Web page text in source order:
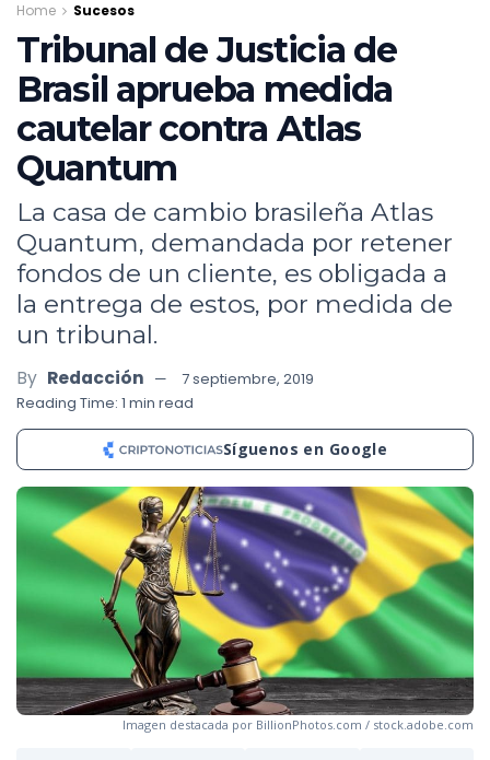
Home Sucesos
Tribunal de Justicia de
Brasil aprueba medida
cautelar contra Atlas
Quantum
La casa de cambio brasileña Atlas
Quantum, demandada por retener
fondos de un cliente, es obligada a
la entrega de estos, por medida de
un tribunal.
By Redacción
7 septiembre, 2019
Reading Time: 1 min read
Síguenos en Google
Imagen destacada por BillionPhotos.com / stock.adobe.com